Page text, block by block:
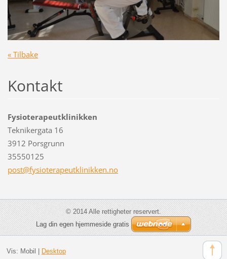
« Tilbake
Kontakt
Fysioterapeutklinikken
Teknikergata 16
3912 Porsgrunn
35550125
post@fysioterapeutklinikken.no
© 2014 Alle rettigheter reservert.
Lag din egen hjemmeside gratis
Vis: Mobil | Desktop